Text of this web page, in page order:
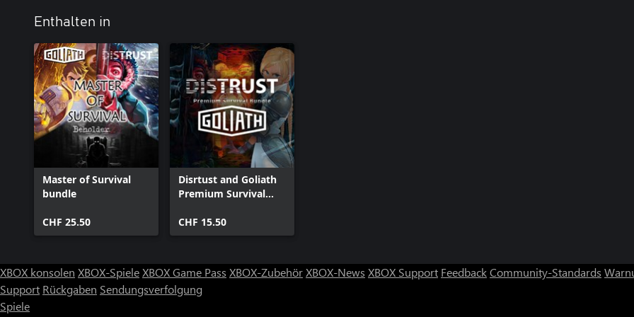
Enthalten in
Master of Survival
bundle
CHF 25.50
Disrtust and Goliath
Premium Survival
CHF 15.50
XBOX konsolen XBOX-SpieleXBOX Game Pass XBOX-ZubehörXBOX-News XBOX Support FeedbackCommunity-Standards
Support Rückgaben Sendungsverfolgung
Spiele